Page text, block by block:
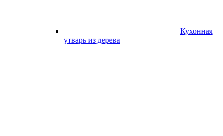
Кухонная
утварь из дерева